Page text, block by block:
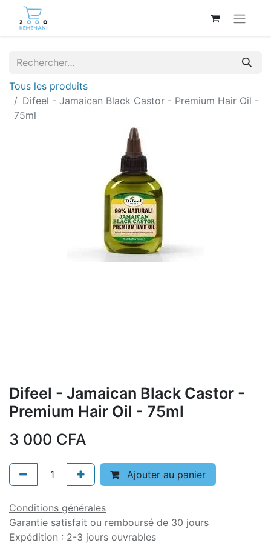
Tous les produits
Difeel - Jamaican Black Castor - Premium Hair Oil -
75ml
Difeel - Jamaican Black Castor -
Premium Hair Oil - 75ml
3 000 CFA
Ajouter au panier
Conditions générales
Garantie satisfait ou remboursé de 30 jours
Expédition : 2-3 jours ouvrables